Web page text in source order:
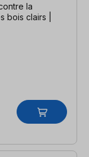
la
bois clairs |